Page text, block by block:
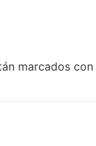
marcados